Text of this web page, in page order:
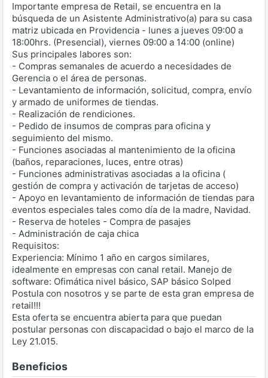
Importante empresa de Retail, se encuentra en la
búsqueda de un Asistente Administrativo(a) para su casa
matriz ubicada en Providencia - lunes a jueves 09:00 a
18:00hrs. (Presencial), viernes 09:00 a 14:00 (online)
Sus principales labores son:
- Compras semanales de acuerdo a necesidades de
Gerencia o el área de personas.
- Levantamiento de información, solicitud, compra, envío
y armado de uniformes de tiendas.
- Realización de rendiciones.
- Pedido de insumos de compras para oficina y
seguimiento del mismo.
- Funciones asociadas al mantenimiento de la oficina
(baños, reparaciones, luces, entre otras)
- Funciones administrativas asociadas a la oficina (
gestión de compra y activación de tarjetas de acceso)
- Apoyo en levantamiento de información de tiendas para
eventos especiales tales como día de la madre, Navidad.
- Reserva de hoteles - Compra de pasajes
- Administración de caja chica
Requisitos:
Experiencia: Mínimo 1 año en cargos similares,
idealmente en empresas con canal retail. Manejo de
software: Ofimática nivel básico, SAP básico Solped
Postula con nosotros y se parte de esta gran empresa de
retail!!!
Esta oferta se encuentra abierta para que puedan
postular personas con discapacidad o bajo el marco de la
Ley 21.015.
Beneficios